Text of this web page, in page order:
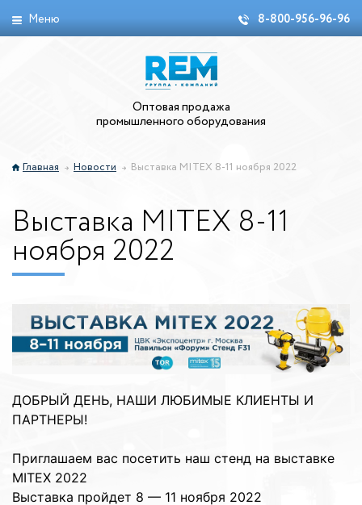
Меню 8-800-956-96-96
Оптовая продажа
промышленного оборудования
Главная Новости Выставка MITEX 8-11 ноября 2022
Выставка MITEX 8-11
ноября 2022
ДОБРЫЙ ДЕНЬ, НАШИ ЛЮБИМЫЕ КЛИЕНТЫ И
ПАРТНЕРЫ!
Приглашаем вас посетить наш стенд на выставке
MITEX 2022
Выставка пройдет 8 — 11 ноября 2022